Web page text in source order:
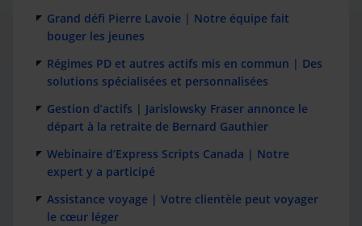
Grand défi Pierre Lavoie | Notre équipe fait
bouger les jeunes
Régimes PD et autres actifs mis en commun | Des
solutions spécialisées et personnalisées
Gestion d’actifs | Jarislowsky Fraser annonce le
départ à la retraite de Bernard Gauthier
Webinaire d’Express Scripts Canada | Notre
expert y a participé
Assistance voyage | Votre clientèle peut voyager
le cœur léger